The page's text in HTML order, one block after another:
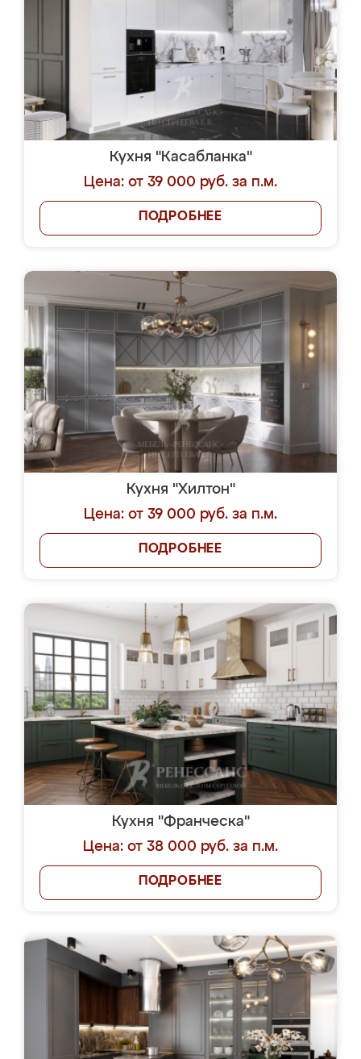
Кухня "Касабланка"
Цена: от 39 000 руб. за п.м.
ПОДРОБНЕЕ
Кухня "Хилтон"
Цена: от 39 000 руб. за п.м.
ПОДРОБНЕЕ
Кухня "Франческа"
Цена: от 38 000 руб. за п.м.
ПОДРОБНЕЕ